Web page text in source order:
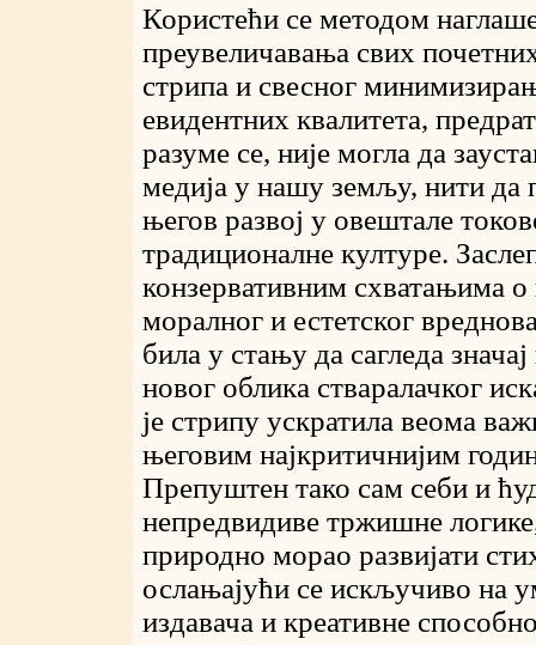
Користећи се методом
преувеличавања свих
стрипа и свесног
евидентних квалитета,
разуме се, није могла да
медија у нашу земљу, нити да
његов развој у овештале
традиционалне културе.
конзервативним схватањима
моралног и естетског
била у стању да сагледа
новог облика стваралачког
је стрипу ускратила веома
његовим најкритичнијим
Препуштен тако сам себи и
непредвидиве тржишне
природно морао развијати
ослањајући се искључиво на
издавача и креативне